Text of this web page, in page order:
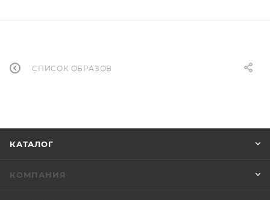
СПИСОК ОБРАЗОВ
КАТАЛОГ
КОМПАНИЯ